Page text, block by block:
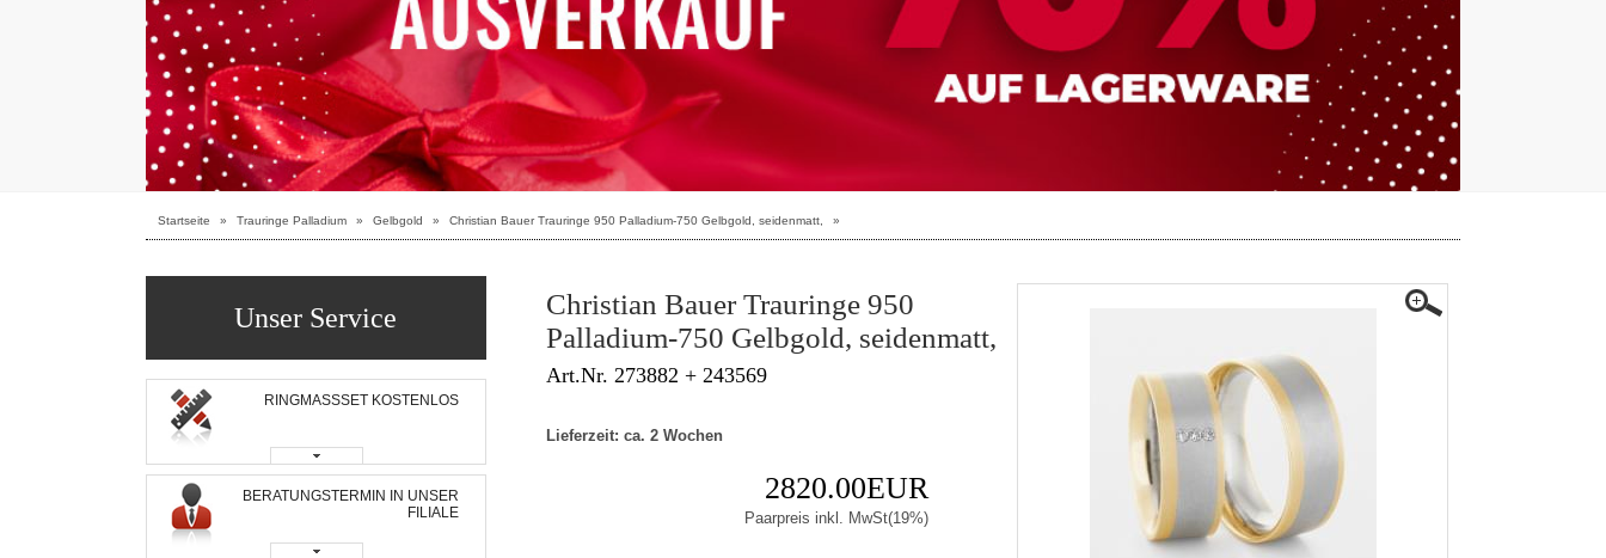
Startseite » Trauringe Palladium » Gelbgold » Christian Bauer Trauringe 950 Palladium-750 Gelbgold, seidenmatt, »
Christian Bauer Trauringe 950
Palladium-750 Gelbgold, seidenmatt,
Art.Nr. 273882 + 243569
Lieferzeit: ca. 2 Wochen
2820.00EUR
Paarpreis inkl. MwSt(19%)
Unser Service
RINGMASSSET KOSTENLOS
BERATUNGSTERMIN IN UNSER
FILIALE